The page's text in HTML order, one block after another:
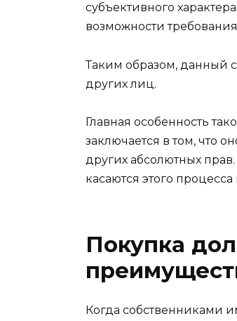
субъективного
возможности
Таким образом, данный
других лиц.
Главная особенность
заключается в том, что
других абсолютных
касаются этого
Покупка
Когда собственниками